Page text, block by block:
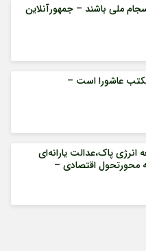
ملی باشند – جمهورآنلاین
عاشورا است –
انرژی پاک،عدالت یارانه‌ای
محورتحول اقتصادی –